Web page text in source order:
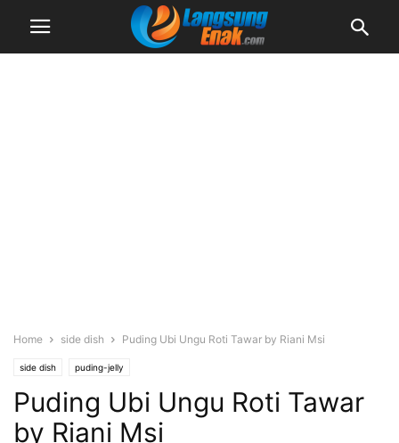
Home side dish Puding Ubi Ungu Roti Tawar by Riani Msi
side dish puding-jelly
Puding Ubi Ungu Roti Tawar
by Riani Msi